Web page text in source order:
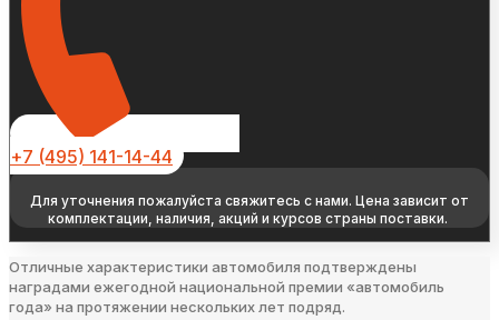
+7 (495) 141-14-44
Для уточнения пожалуйста свяжитесь с нами. Цена зависит от
комплектации, наличия, акций и курсов страны поставки.
Отличные характеристики автомобиля подтверждены
наградами ежегодной национальной премии «автомобиль
года» на протяжении нескольких лет подряд.